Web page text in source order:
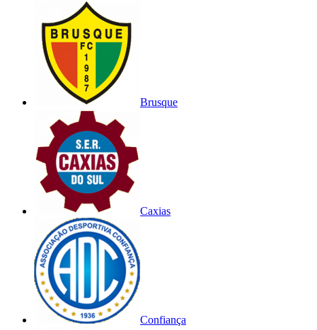
Brusque
Caxias
Confiança